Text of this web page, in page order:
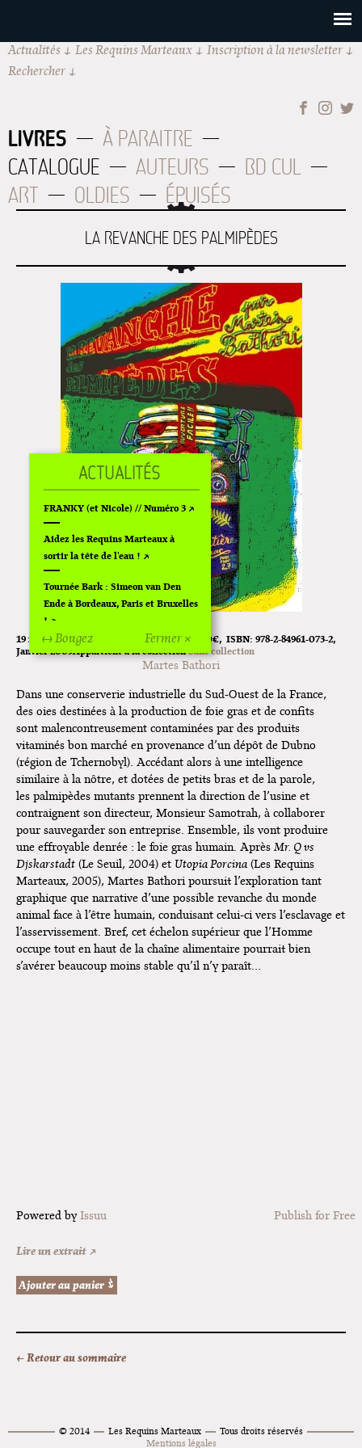
Actualités Les Requins Marteaux
Inscription à la newsletter
Rechercher
LIVRES
À PARAITRE
CATALOGUE
AUTEURS
BD CUL
ART
OLDIES ÉPUISÉS
LA REVANCHE DES PALMIPÈDES
19 x 26 cm 72 pages Couleur 18.20€ ISBN: 978-2-84961-073-2
Janvier 2009Appartient à la collectionSans collection
Martes Bathori
Dans une conserverie industrielle du Sud-Ouest de la France,
des oies destinées à la production de foie gras et de confits
sont malencontreusement contaminées par des produits
vitaminés bon marché en provenance d’un dépôt de Dubno
(région de Tchernobyl). Accédant alors à une intelligence
similaire à la nôtre, et dotées de petits bras et de la parole,
les palmipèdes mutants prennent la direction de l’usine et
contraignent son directeur, Monsieur Samotrah, à collaborer
pour sauvegarder son entreprise. Ensemble, ils vont produire
une effroyable denrée : le foie gras humain. Après Mr. Q vs
Djskarstadt (Le Seuil, 2004) et Utopia Porcina (Les Requins
Marteaux, 2005), Martes Bathori poursuit l’exploration tant
graphique que narrative d’une possible revanche du monde
animal face à l’être humain, conduisant celui-ci vers l’esclavage et
l’asservissement. Bref, cet échelon supérieur que l’Homme
occupe tout en haut de la chaîne alimentaire pourrait bien
s’avérer beaucoup moins stable qu’il n’y paraît…
Powered byIssuu Publish for Free
Lire un extrait ↗
← Retour au sommaire
© 2014 Les Requins Marteaux
Tous droits réservés
Mentions légales
Fermer ×
↔ Bougez
FRANKY (et Nicole) // Numéro 3
Aidez les Requins Marteaux à
sortir la tête de l'eau !
Tournée Bark : Simeon van Den
Ende à Bordeaux, Paris et Bruxelles
!
Off Of Off d'Angoulême 2024
L'exposition de Fungirl à
Montpellier !
Lancements de "Ras le bol" de
Cardon
Exposition "Fungirl : Funeral
Home" à Colomiers
Tournée "Vulva Viking" : Elizabeth
Pich à Paris et Vincennes !
Dédicace de Gwénola Carrère à
Bruxelles